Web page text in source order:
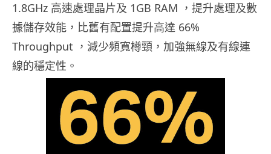
1.8GHz 高速處理晶片及 1GB RAM ，提升處理及數
據儲存效能，比舊有配置提升高達 66%
Throughput ，減少頻寬樽頸，加強無線及有線連
線的穩定性。